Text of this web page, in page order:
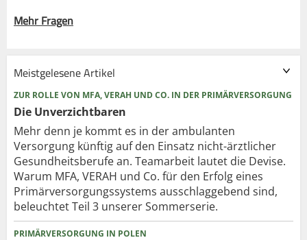
Mehr Fragen
Meistgelesene Artikel
ZUR ROLLE VON MFA, VERAH UND CO. IN DER PRIMÄRVERSORGUNG
Die Unverzichtbaren
Mehr denn je kommt es in der ambulanten
Versorgung künftig auf den Einsatz nicht-ärztlicher
Gesundheitsberufe an. Teamarbeit lautet die Devise.
Warum MFA, VERAH und Co. für den Erfolg eines
Primärversorgungssystems ausschlaggebend sind,
beleuchtet Teil 3 unserer Sommerserie.
PRIMÄRVERSORGUNG IN POLEN